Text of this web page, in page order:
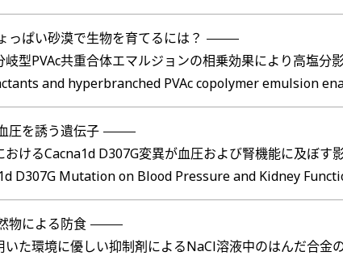
っぱい砂漠で生物を育てるには？
岐型PVAc共重合体エマルジョンの相乗効果により高塩
and hyperbranched PVAc copolymer emulsion
圧を誘う遺伝子
けるCacna1d D307G変異が血圧および腎機能に及ぼす
D307G Mutation on Blood Pressure and Kidney
物による防食
いた環境に優しい抑制剤によるNaCl溶液中のはんだ合金